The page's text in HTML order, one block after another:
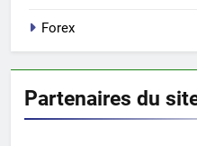
Forex
Partenaires du